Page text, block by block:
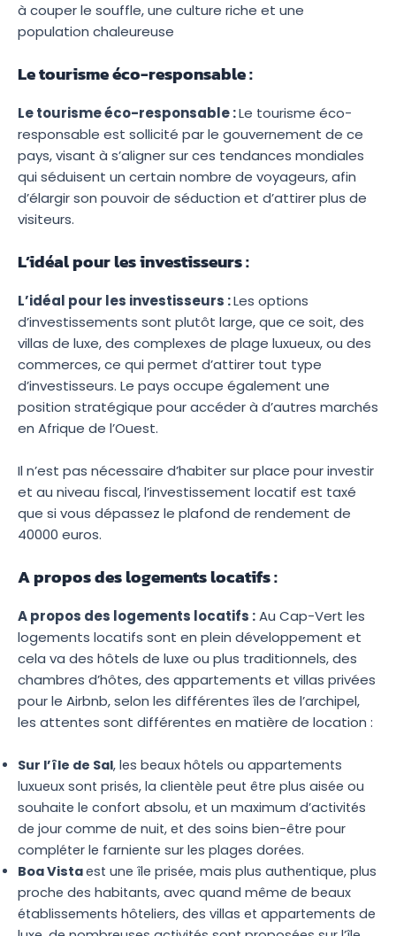
à couper le souffle, une culture riche et une
population chaleureuse
Le tourisme éco-responsable :
Le tourisme éco-responsable :Le tourisme éco-
responsable est sollicité par le gouvernement de ce
pays, visant à s’aligner sur ces tendances mondiales
qui séduisent un certain nombre de voyageurs, afin
d’élargir son pouvoir de séduction et d’attirer plus de
visiteurs.
L’idéal pour les investisseurs :
L’idéal pour les investisseurs :Les options
d’investissements sont plutôt large, que ce soit, des
villas de luxe, des complexes de plage luxueux, ou des
commerces, ce qui permet d’attirer tout type
d’investisseurs. Le pays occupe également une
position stratégique pour accéder à d’autres marchés
en Afrique de l’Ouest.
Il n’est pas nécessaire d’habiter sur place pour investir
et au niveau fiscal, l’investissement locatif est taxé
que si vous dépassez le plafond de rendement de
40000 euros.
A propos des logements locatifs :
A propos des logements locatifs :Au Cap-Vert les
logements locatifs sont en plein développement et
cela va des hôtels de luxe ou plus traditionnels, des
chambres d’hôtes, des appartements et villas privées
pour le Airbnb, selon les différentes îles de l’archipel,
les attentes sont différentes en matière de location :
Sur l’île de Sal, les beaux hôtels ou appartements
luxueux sont prisés, la clientèle peut être plus aisée ou
souhaite le confort absolu, et un maximum d’activités
de jour comme de nuit, et des soins bien-être pour
compléter le farniente sur les plages dorées.
Boa Vistaest une île prisée, mais plus authentique, plus
proche des habitants, avec quand même de beaux
établissements hôteliers, des villas et appartements de